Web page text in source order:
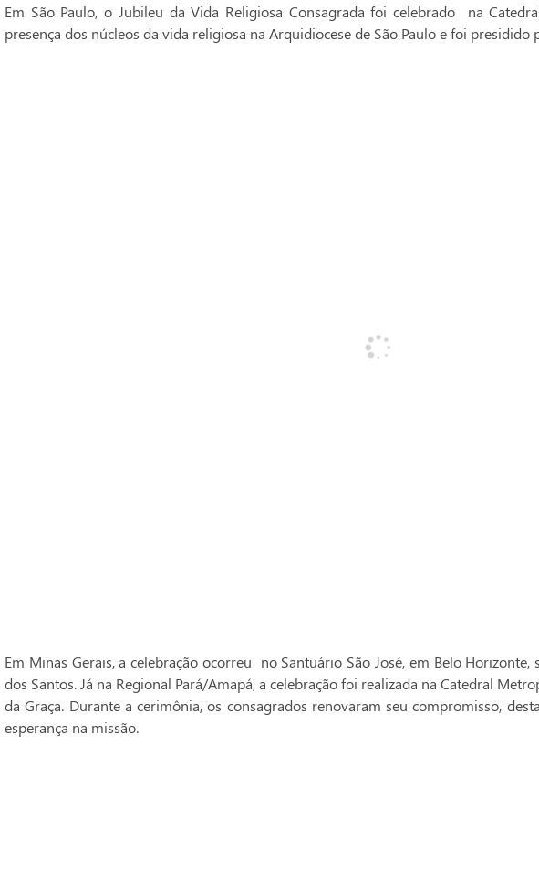
Em São Paulo, o Jubileu da Vida Religiosa Consagrada foi celebrado na
presença dos núcleos da vida religiosa na Arquidiocese de São Paulo e foi presidido
Em Minas Gerais, a celebração ocorreu no Santuário São José, em Belo
dos Santos. Já na Regional Pará/Amapá, a celebração foi realizada na Catedral
da Graça. Durante a cerimônia, os consagrados renovaram seu compromisso,
esperança na missão.